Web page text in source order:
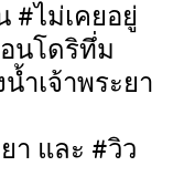
#ไม่เคยอยู่
นโดริทึ่ม
ำเจ้าพระยา
า และ #วิว